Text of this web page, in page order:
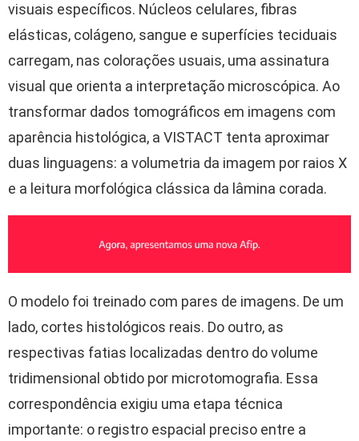
visuais específicos. Núcleos celulares, fibras
elásticas, colágeno, sangue e superfícies teciduais
carregam, nas colorações usuais, uma assinatura
visual que orienta a interpretação microscópica. Ao
transformar dados tomográficos em imagens com
aparência histológica, a VISTACT tenta aproximar
duas linguagens: a volumetria da imagem por raios X
e a leitura morfológica clássica da lâmina corada.
O modelo foi treinado com pares de imagens. De um
lado, cortes histológicos reais. Do outro, as
respectivas fatias localizadas dentro do volume
tridimensional obtido por microtomografia. Essa
correspondência exigiu uma etapa técnica
importante: o registro espacial preciso entre a